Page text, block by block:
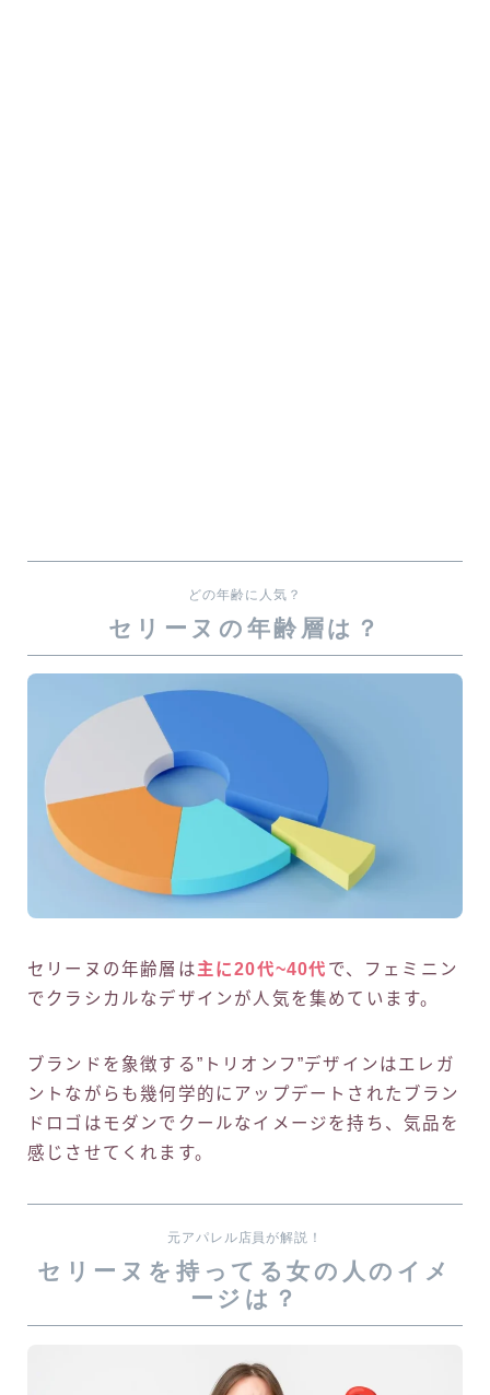
どの年齢に人気？
セリーヌの年齢層は？
セリーヌの年齢層は主に20代~40代 で、フェミニン
でクラシカルなデザインが人気を集めています。
ブランドを象徴する”トリオンフ”デザインはエレガ
ントながらも幾何学的にアップデートされたブラン
ドロゴはモダンでクールなイメージを持ち、気品を
感じさせてくれます。
元アパレル店員が解説！
セリーヌを持ってる女の人のイメ
ージは？